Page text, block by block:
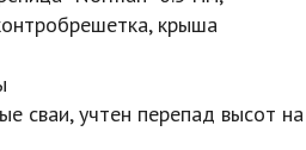
крыша
сваи, учтен перепад высот на